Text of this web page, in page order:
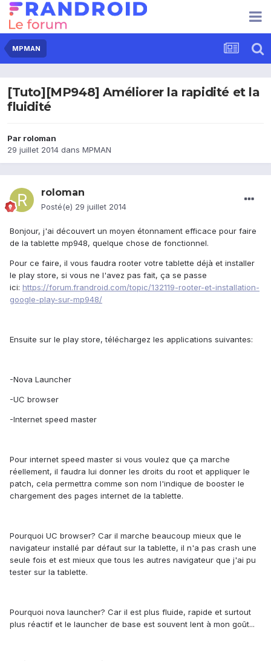
MPMAN
[Tuto][MP948] Améliorer la rapidité et la
fluidité
Par roloman
29 juillet 2014 dans MPMAN
roloman
Posté(e) 29 juillet 2014
Bonjour, j'ai découvert un moyen étonnament efficace pour faire
de la tablette mp948, quelque chose de fonctionnel.
Pour ce faire, il vous faudra rooter votre tablette déjà et installer
le play store, si vous ne l'avez pas fait, ça se passe
ici: https://forum.frandroid.com/topic/132119-rooter-et-installation-
google-play-sur-mp948/
Ensuite sur le play store, téléchargez les applications suivantes:
-Nova Launcher
-UC browser
-Internet speed master
Pour internet speed master si vous voulez que ça marche
réellement, il faudra lui donner les droits du root et appliquer le
patch, cela permettra comme son nom l'indique de booster le
chargement des pages internet de la tablette.
Pourquoi UC browser? Car il marche beaucoup mieux que le
navigateur installé par défaut sur la tablette, il n'a pas crash une
seule fois et est mieux que tous les autres navigateur que j'ai pu
tester sur la tablette.
Pourquoi nova launcher? Car il est plus fluide, rapide et surtout
plus réactif et le launcher de base est souvent lent à mon goût...